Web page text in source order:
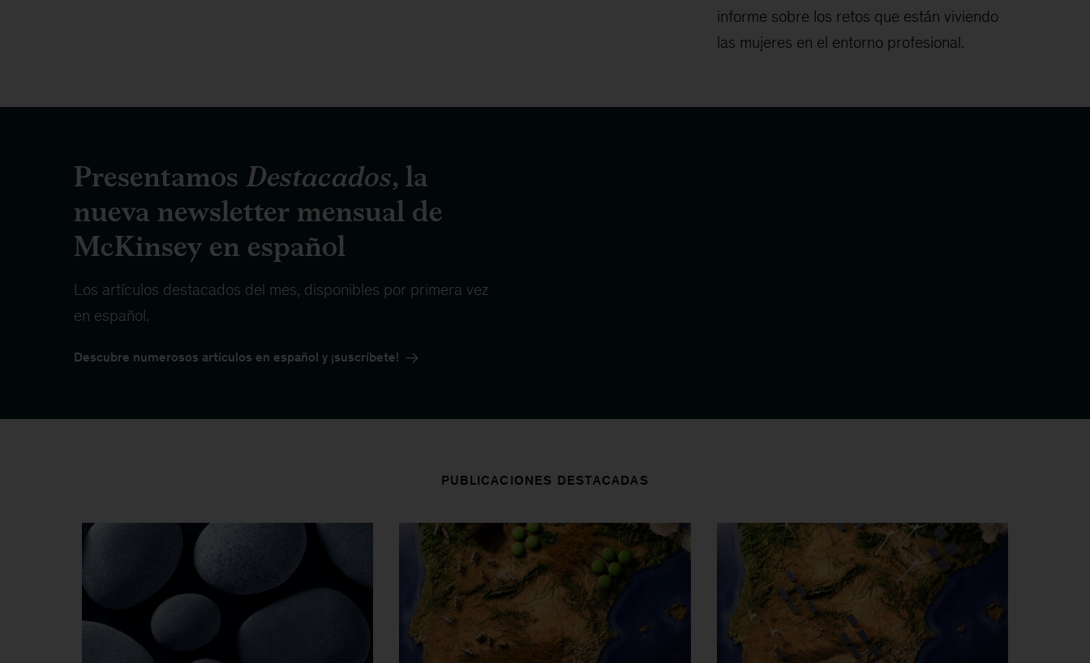
informe sobre los retos que están viviendo
las mujeres en el entorno profesional.
PresentamosDestacados, la
nueva newsletter mensual de
McKinsey en español
Los artículos destacados del mes, disponibles por primera vez
en español.
Descubre numerosos artículos en español y ¡suscríbete!
PUBLICACIONES DESTACADAS